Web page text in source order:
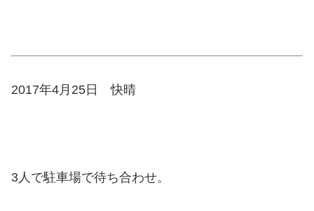
2017年4月25日 快晴
3人で駐車場で待ち合わせ。